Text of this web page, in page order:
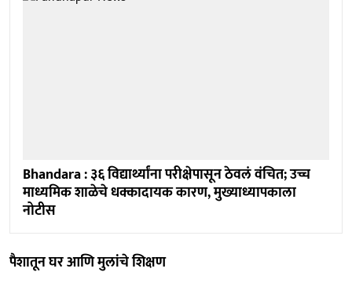
Bhandara : ३६ विद्यार्थ्यांना परीक्षेपासून ठेवलं वंचित; उच्च
माध्यमिक शाळेचे धक्कादायक कारण, मुख्याध्यापकाला
नोटीस
पैशातून घर आणि मुलांचे शिक्षण